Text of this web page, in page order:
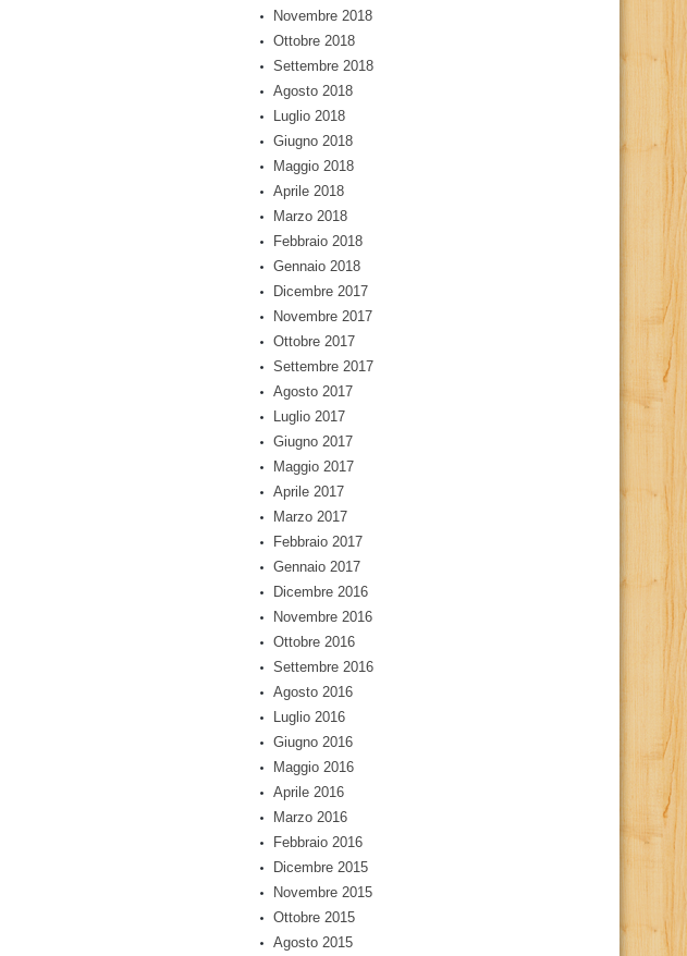
Novembre 2018
Ottobre 2018
Settembre 2018
Agosto 2018
Luglio 2018
Giugno 2018
Maggio 2018
Aprile 2018
Marzo 2018
Febbraio 2018
Gennaio 2018
Dicembre 2017
Novembre 2017
Ottobre 2017
Settembre 2017
Agosto 2017
Luglio 2017
Giugno 2017
Maggio 2017
Aprile 2017
Marzo 2017
Febbraio 2017
Gennaio 2017
Dicembre 2016
Novembre 2016
Ottobre 2016
Settembre 2016
Agosto 2016
Luglio 2016
Giugno 2016
Maggio 2016
Aprile 2016
Marzo 2016
Febbraio 2016
Dicembre 2015
Novembre 2015
Ottobre 2015
Agosto 2015